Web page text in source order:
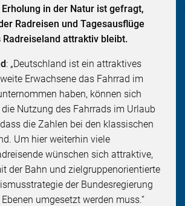
in der Natur ist gefragt,
Radreisen und Tagesausflüge
attraktiv bleibt.
: „Deutschland ist ein attraktives
Erwachsene das Fahrrad im
haben, können sich
Nutzung des Fahrrads im Urlaub
die Zahlen bei den klassischen
Um hier weiterhin viele
wünschen sich attraktive,
der Bahn und zielgruppenorientierte
der Bundesregierung
umgesetzt werden muss.“